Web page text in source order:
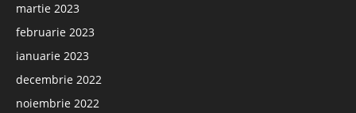
martie 2023
februarie 2023
ianuarie 2023
decembrie 2022
noiembrie 2022